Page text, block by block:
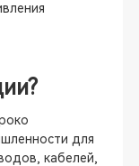
для
кабелей,